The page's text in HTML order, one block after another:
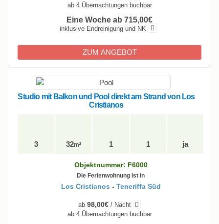
ab 4 Übernachtungen buchbar
Eine Woche ab 715,00€
inklusive Endreinigung und NK
ZUM ANGEBOT
Studio mit Balkon und Pool direkt am Strand von Los
Cristianos
3 32m² 1 1 ja
Objektnummer: F6000
Die Ferienwohnung ist in
Los Cristianos - Teneriffa Süd
ab 98,00€/ Nacht
ab 4 Übernachtungen buchbar